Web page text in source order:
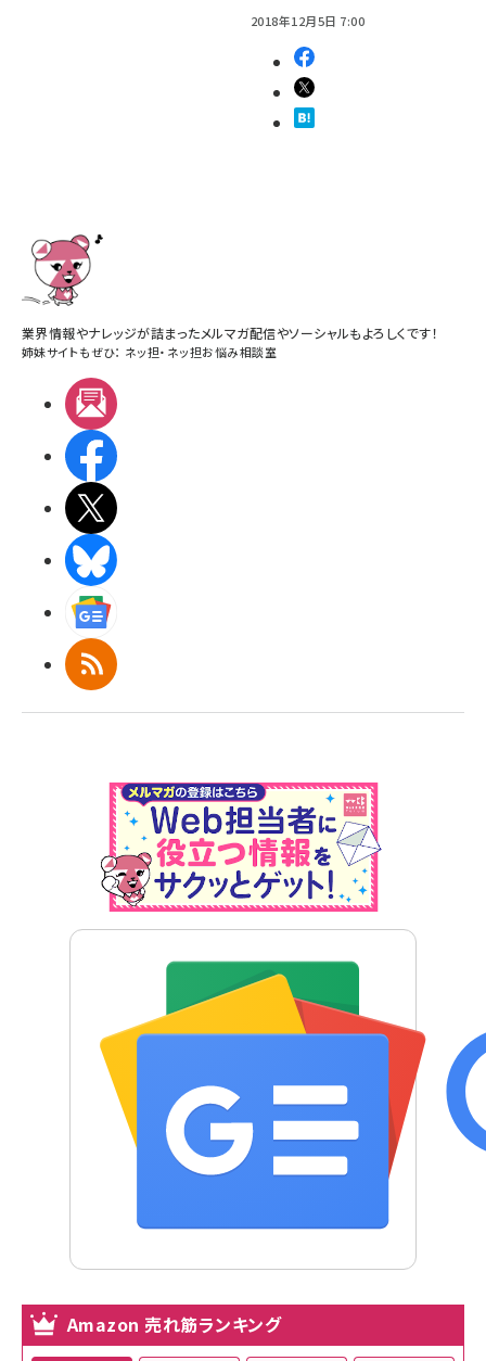
2018年12月5日 7:00
業界情報やナレッジが詰まったメルマガ配信やソーシャルもよろしくです！
姉妹サイトもぜひ： ネッ担・ ネッ担お悩み相談室
RSS
Amazon 売れ筋ランキング